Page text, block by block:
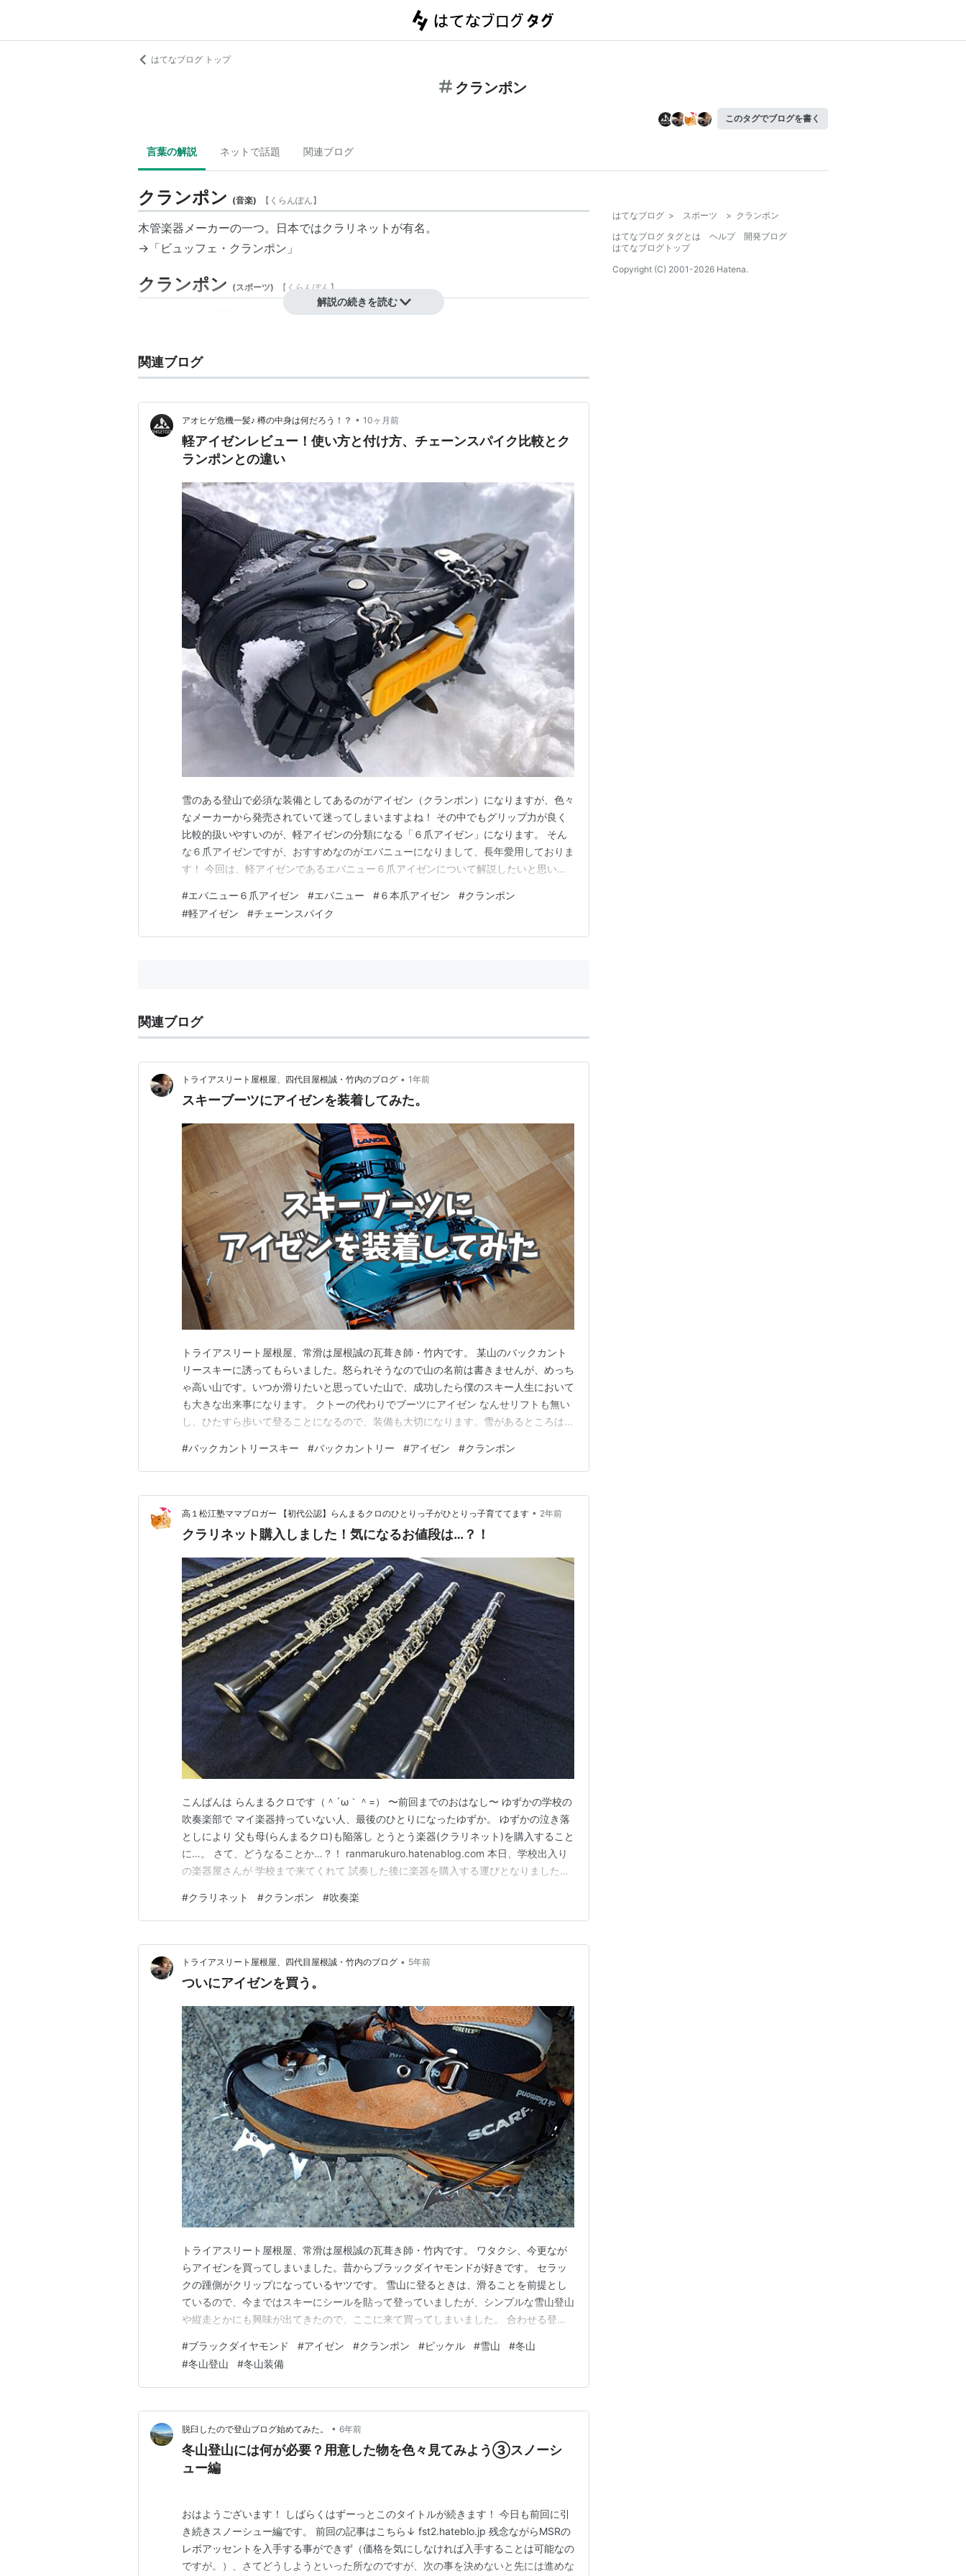
はてなブログ トップ
クランポン
このタグでブログを書く
言葉の解説 ネットで話題 関連ブログ
クランポン (音楽) 【 くらんぽん】
木管楽器メーカーの一つ。日本ではクラリネットが有名。
→「 ビュッフェ・クランポン 」
クランポン (スポーツ) 【 くらんぽん】
解説の続きを読む
関連ブログ
アオヒゲ危機一髪♪ 樽の中身は何だろう！？ • 10ヶ月前
軽アイゼンレビュー！使い方と付け方、チェーンスパイク比較とク
ランポンとの違い
雪のある登山で必須な装備としてあるのがアイゼン（クランポン）になりますが、色々
なメーカーから発売されていて迷ってしまいますよね！ その中でもグリップ力が良く
比較的扱いやすいのが、軽アイゼンの分類になる「６爪アイゼン」になります。 そん
な６爪アイゼンですが、おすすめなのがエバニューになりまして、長年愛用しておりま
す！ 今回は、軽アイゼンであるエバニュー６爪アイゼンについて解説したいと思いま
バニュー６爪アイゼン)のサイズと重量、チェーンスパイについて 軽アイゼン(エバニュ
ー６爪アイゼン)の付け方と特徴、スノープレート…
#エバニュー６爪アイゼン #エバニュー #６本爪アイゼン #クランポン
#軽アイゼン #チェーンスパイク
関連ブログ
トライアスリート屋根屋、四代目屋根誠・竹内のブログ • 1年前
スキーブーツにアイゼンを装着してみた。
トライアスリート屋根屋、常滑は屋根誠の瓦葺き師・竹内です。 某山のバックカント
リースキーに誘ってもらいました。怒られそうなので山の名前は書きませんが、めっち
ゃ高い山です。いつか滑りたいと思っていた山で、成功したら僕のスキー人生において
も大きな出来事になります。 クトーの代わりでブーツにアイゼン なんせリフトも無い
し、ひたすら歩いて登ることになるので、装備も大切になります。雪があるところは基
キーアイゼン)を使うことになります。でも、普段、クトーの出番は無いので、僕は持
っていないんですよね。ネットで探しても、そもそも僕が…
#バックカントリースキー #バックカントリー #アイゼン #クランポン
高１松江塾ママブロガー 【初代公認】らんまるクロのひとりっ子がひとりっ子育ててます • 2年前
クラリネット購入しました！気になるお値段は…？！
こんばんは らんまるクロです（＾´ω｀＾=） 〜前回までのおはなし〜 ゆずかの学校の
吹奏楽部で マイ楽器持っていない人、最後のひとりになったゆずか。 ゆずかの泣き落
としにより 父も母(らんまるクロ)も陥落し とうとう楽器(クラリネット)を購入すること
に…。 さて、どうなることか…？！ ranmarukuro.hatenablog.com 本日、学校出入り
の楽器屋さんが 学校まで来てくれて 試奏した後に楽器を購入する運びとなりました。
た楽器は ①YAMAHA ②クランポン E11 ③クランポン E12F ④クランポ…
#クラリネット #クランポン #吹奏楽
トライアスリート屋根屋、四代目屋根誠・竹内のブログ • 5年前
ついにアイゼンを買う。
トライアスリート屋根屋、常滑は屋根誠の瓦葺き師・竹内です。 ワタクシ、今更なが
らアイゼンを買ってしまいました。昔からブラックダイヤモンドが好きです。 セラッ
クの踵側がクリップになっているヤツです。 雪山に登るときは、滑ることを前提とし
ているので、今まではスキーにシールを貼って登っていましたが、シンプルな雪山登山
や縦走とかにも興味が出てきたので、ここに来て買ってしまいました。 合わせる登山
の雪山はイケるはず。 こんなの買っちゃったら山に行きたくなるよね。リカバリー週
の週末に鈴鹿山脈か八ヶ岳あたりかな。もちろん危なくない…
#ブラックダイヤモンド #アイゼン #クランポン #ピッケル #雪山 #冬山
#冬山登山 #冬山装備
脱臼したので登山ブログ始めてみた。 • 6年前
冬山登山には何が必要？用意した物を色々見てみよう③スノーシ
ュー編
おはようございます！ しばらくはずーっとこのタイトルが続きます！ 今日も前回に引
き続きスノーシュー編です。 前回の記事はこちら↓ fst2.hateblo.jp 残念ながらMSRの
レボアッセントを入手する事ができず（価格を気にしなければ入手することは可能なの
ですが。）、さてどうしようといった所なのですが、次の事を決めないと先には進めな
はてなブログ > スポーツ > クランポン
はてなブログ タグとは
ヘルプ
開発ブログ
はてなブログトップ
Copyright (C) 2001-2026 Hatena.